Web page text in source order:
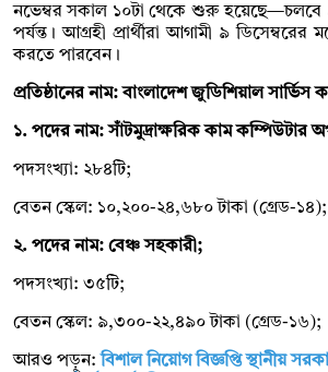
নভেম্বর সকাল ১০টা থেকে শুরু হয়েছে—চলবে
পর্যন্ত। আগ্রহী প্রার্থীরা আগামী ৯
করতে পারবেন।
প্রতিষ্ঠানের নাম: বাংলাদেশ জুডিশিয়াল সার্ভিস
১. পদের নাম: সাঁটমুদ্রাক্ষরিক কাম কম্পিউটার
পদসংখ্যা: ২৮৪টি;
বেতন স্কেল: ১০,২০০-২৪,৬৮০ টাকা (গ্রেড-১৪);
২. পদের নাম: বেঞ্চ সহকারী;
পদসংখ্যা: ৩৫টি;
বেতন স্কেল: ৯,৩০০-২২,৪৯০ টাকা (গ্রেড-১৬);
আরও পড়ুন: বিশাল নিয়োগ বিজ্ঞপ্তি স্থানীয়